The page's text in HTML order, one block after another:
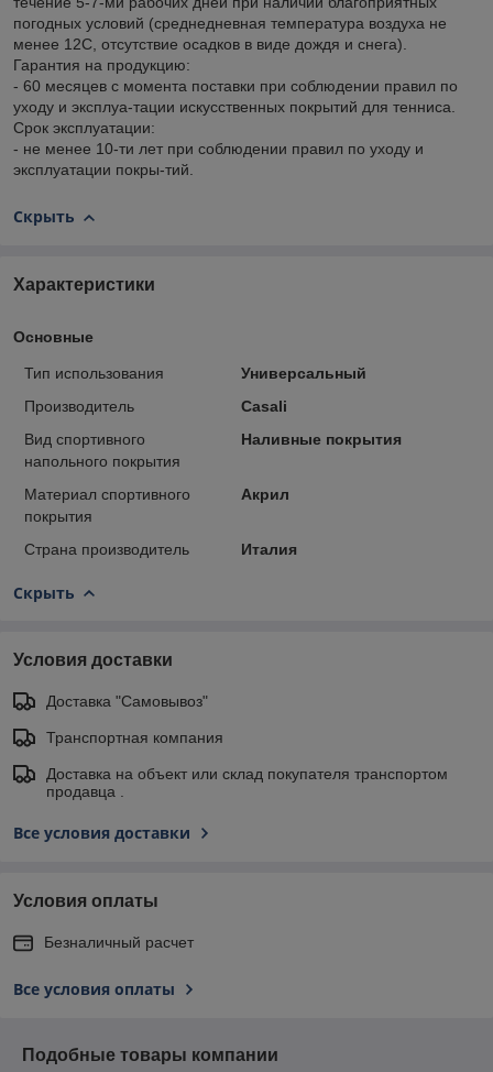
погодных условий (среднедневная температура воздуха не
менее 12С, отсутствие осадков в виде дождя и снега).
Гарантия на продукцию:
- 60 месяцев с момента поставки при соблюдении правил по
уходу и эксплуа-тации искусственных покрытий для тенниса.
Срок эксплуатации:
- не менее 10-ти лет при соблюдении правил по уходу и
эксплуатации покры-тий.
Скрыть
Характеристики
Основные
Тип использования
Универсальный
Производитель
Casali
Вид спортивного
напольного покрытия
Наливные покрытия
Материал спортивного
покрытия
Акрил
Страна производитель Италия
Скрыть
Условия доставки
Доставка "Самовывоз"
Транспортная компания
Доставка на объект или склад покупателя транспортом
продавца .
Все условия доставки
Условия оплаты
Безналичный расчет
Все условия оплаты
Подобные товары компании